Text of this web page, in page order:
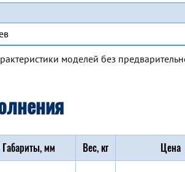
моделей без
Габариты, мм Вес, кг Цена